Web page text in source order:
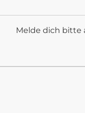
Melde dich bitte